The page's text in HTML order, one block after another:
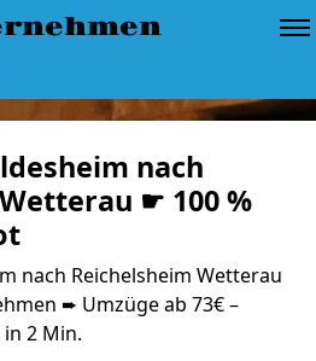
nach
☛ 100 %
nach Reichelsheim Wetterau
➨ Umzüge ab 73€ –
2 Min.